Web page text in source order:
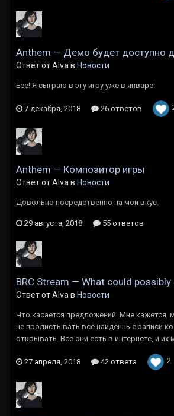
Anthem — Демо будет доступно
Ответ от Alva в Новости
Еее! Я сыграю в эту игру уже в январе!
7 декабря, 2018 26 ответов
Anthem — Композитор игры
Ответ от Alva в Новости
Довольно посредственно на мой вкус.
29 августа, 2018 55 ответов
BRC Stream — What could
Ответ от Alva в Новости
Что касается предложений. Мне кажется,
не пролистывать все найденные записи
открывать. Все они есть в интернете, и
27 апреля, 2018 42 ответа 2